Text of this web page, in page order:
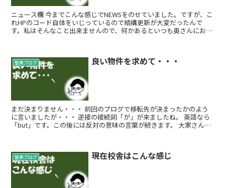
ニュース欄 今までこんな感じでNEWSをのせていました。ですが、こ
れHPのコード自体をいじっているので結構更新が大変だったんで
す。私はそんなこと出来ませんので、何かあるといつも奥さんにお願
塾長ブログ 良い物件を求めて・・・
まだ決まりません・・・ 前回のブログで移転先が決まったかのよう
に言いましたが・・・ 逆接の接続詞「が」が来ましたね。 英語なら
「but」です。この後には反対の意味の言葉が続きます。 大家さんと
塾長ブログ 現在校舎はこんな感じ